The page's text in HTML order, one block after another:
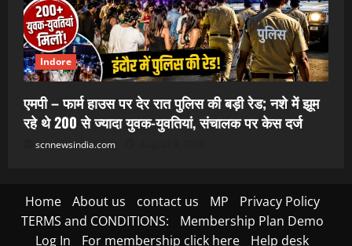
Indore
एमपी – फार्म हाउस पर देर रात पुलिस की बड़ी रेड; नशे में झूम
रहे थे 200 से ज्यादा युवक-युवतियां, संचालक पर केस दर्ज
scnnewsindia.com
Home About us contact us MP
Privacy Policy
TERMS and CONDITIONS:
Membership Plan Demo
Log In
For membership click here Help desk